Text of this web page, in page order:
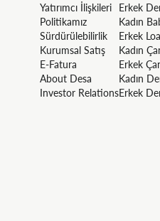
Yatırımcı İlişkileri
Politikamız
Sürdürülebilirlik
Kurumsal Satış
E-Fatura
About Desa
Investor Relations
Erkek
Kadın
Erkek
Kadın
Erkek
Kadın
Erkek